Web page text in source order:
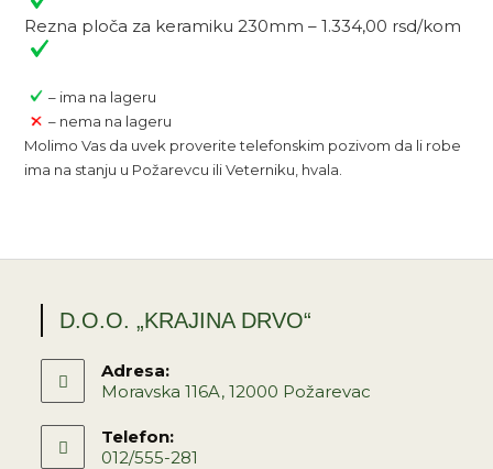
Rezna ploča za keramiku 230mm – 1.334,00 rsd/kom
– ima na lageru
– nema na lageru
Molimo Vas da uvek proverite telefonskim pozivom da li robe
ima na stanju u Požarevcu ili Veterniku, hvala.
D.O.O. „KRAJINA DRVO“
Adresa:
Moravska 116A, 12000 Požarevac
Telefon:
012/555-281